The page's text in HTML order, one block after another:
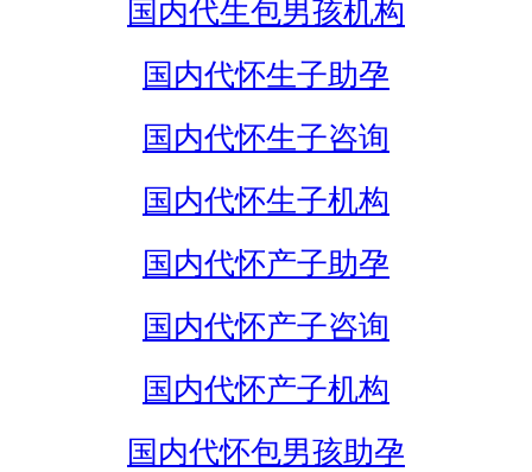
国内代生包男孩机构
国内代怀生子助孕
国内代怀生子咨询
国内代怀生子机构
国内代怀产子助孕
国内代怀产子咨询
国内代怀产子机构
国内代怀包男孩助孕